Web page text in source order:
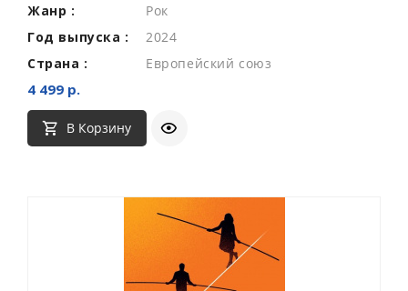
Жанр :
Рок
Год выпуска :
2024
Страна :
Европейский союз
4 499 р.
В Корзину